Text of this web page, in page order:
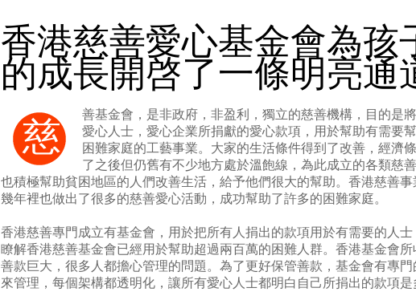
香港慈善愛心基金會為孩
的成長開啓了一條明亮通
慈
善基金會，是非政府，非盈利，獨立的慈善機構，目的是
愛心人士，愛心企業所捐獻的愛心款項，用於幫助有需要
困難家庭的工藝事業。大家的生活條件得到了改善，經濟
了之後但仍舊有不少地方處於溫飽線，為此成立的各類慈
也積極幫助貧困地區的人們改善生活，給予他們很大的幫助。香港慈善事
幾年裡也做出了很多的慈善愛心活動，成功幫助了許多的困難家庭。
香港慈善專門成立有基金會，用於把所有人捐出的款項用於有需要的人士
瞭解香港慈善基金會已經用於幫助超過兩百萬的困難人群。香港基金會所
善款巨大，很多人都擔心管理的問題。為了更好保管善款，基金會有專門
來管理，每個架構都透明化，讓所有愛心人士都明白自己所捐出的款項是